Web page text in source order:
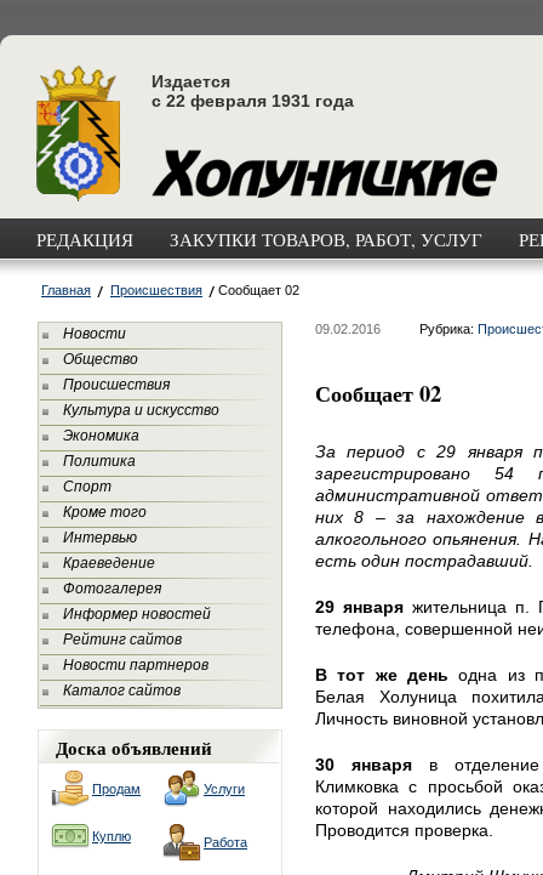
Издается
с 22 февраля 1931 года
РЕДАКЦИЯ ЗАКУПКИ ТОВАРОВ, РАБОТ, УСЛУГ
Главная Происшествия Сообщает 02
Новости
Общество
Происшествия
Культура и искусство
Экономика
Политика
Спорт
Кроме того
Интервью
Краеведение
Фотогалерея
Информер новостей
Рейтинг сайтов
Новости партнеров
Каталог сайтов
Доска объявлений
Продам Услуги
Куплю Работа
09.02.2016 Рубрика:
Сообщает 02
За период с 29 января
зарегистрировано
административной
них 8 – за нахождение
алкогольного опьянения.
есть один пострадавший.
29 январяжительница п.
телефона, совершенной
В тот же день одна из
Белая Холуница
Личность виновной
30 январяв отделение
Климковка с просьбой
которой находились
Проводится проверка.